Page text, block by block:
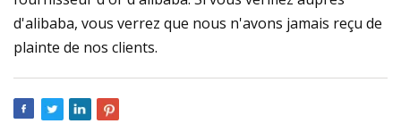
d'alibaba, vous verrez que nous n'avons jamais reçu de
plainte de nos clients.